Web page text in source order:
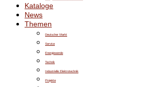
Kataloge
News
Themen
Deutscher Markt
Service
Energiewende
Technik
Industrielle Elektrotechnik
Projekte